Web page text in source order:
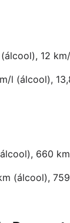
12
l (álcool),
660
(álcool),